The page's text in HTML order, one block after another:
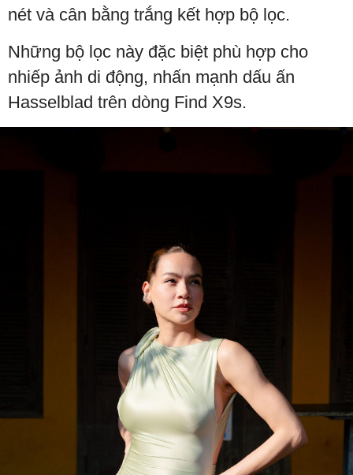
nét và cân bằng trắng kết hợp bộ lọc.
Những bộ lọc này đặc biệt phù hợp cho
nhiếp ảnh di động, nhấn mạnh dấu ấn
Hasselblad trên dòng Find X9s.